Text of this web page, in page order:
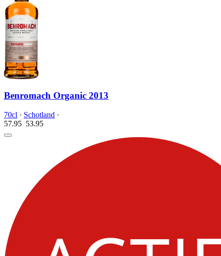
Benromach Organic 2013
70cl · Schotland ·
57.95 53.95